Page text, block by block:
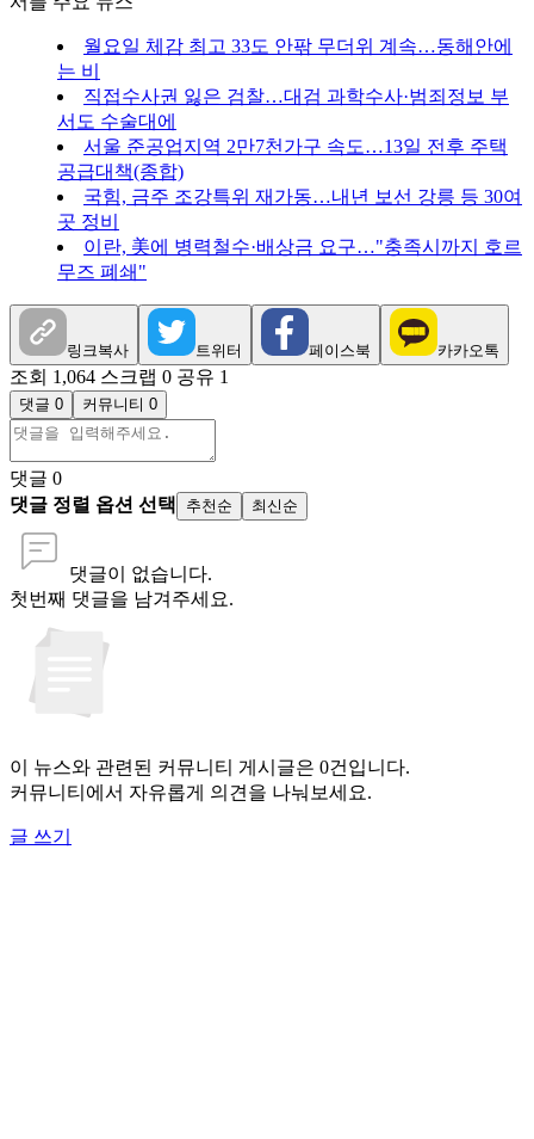
월요일 체감 최고 33도 안팎 무더위 계속…동해안에
는 비
직접수사권 잃은 검찰…대검 과학수사·범죄정보 부
서도 수술대에
서울 준공업지역 2만7천가구 속도…13일 전후 주택
공급대책(종합)
국힘, 금주 조강특위 재가동…내년 보선 강릉 등 30여
곳 정비
이란, 美에 병력철수·배상금 요구…"충족시까지 호르
무즈 폐쇄"
링크복사 트위터 페이스북 카카오톡
조회 1,064 스크랩 0 공유 1
댓글 0 커뮤니티 0
댓글 0
댓글 정렬 옵션 선택
추천순 최신순
댓글이 없습니다.
첫번째 댓글을 남겨주세요.
이 뉴스와 관련된 커뮤니티 게시글은 0건입니다.
커뮤니티에서 자유롭게 의견을 나눠보세요.
글 쓰기